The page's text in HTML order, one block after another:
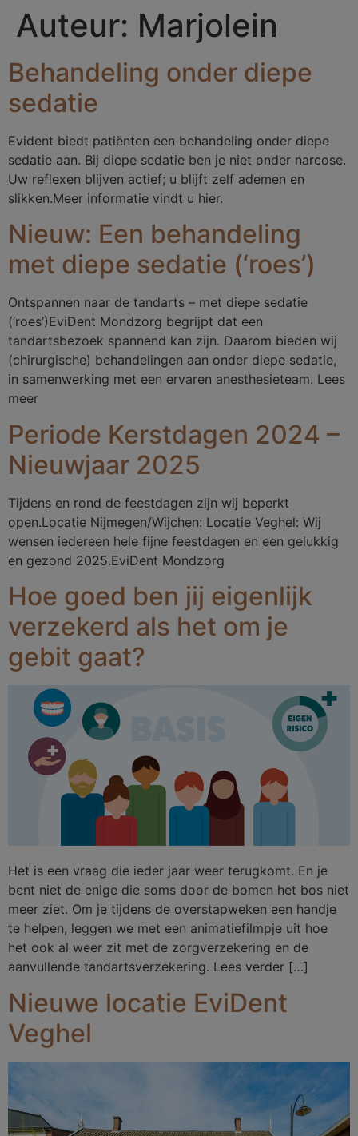
Auteur: Marjolein
Behandeling onder diepe
sedatie
Evident biedt patiënten een behandeling onder diepe
sedatie aan. Bij diepe sedatie ben je niet onder narcose.
Uw reflexen blijven actief; u blijft zelf ademen en
slikken.Meer informatie vindt u hier.
Nieuw: Een behandeling
met diepe sedatie (‘roes’)
Ontspannen naar de tandarts – met diepe sedatie
(‘roes’)EviDent Mondzorg begrijpt dat een
tandartsbezoek spannend kan zijn. Daarom bieden wij
(chirurgische) behandelingen aan onder diepe sedatie,
in samenwerking met een ervaren anesthesieteam. Lees
meer
Periode Kerstdagen 2024 –
Nieuwjaar 2025
Tijdens en rond de feestdagen zijn wij beperkt
open.Locatie Nijmegen/Wijchen: Locatie Veghel: Wij
wensen iedereen hele fijne feestdagen en een gelukkig
en gezond 2025.EviDent Mondzorg
Hoe goed ben jij eigenlijk
verzekerd als het om je
gebit gaat?
Het is een vraag die ieder jaar weer terugkomt. En je
bent niet de enige die soms door de bomen het bos niet
meer ziet. Om je tijdens de overstapweken een handje
te helpen, leggen we met een animatiefilmpje uit hoe
het ook al weer zit met de zorgverzekering en de
aanvullende tandartsverzekering. Lees verder […]
Nieuwe locatie EviDent
Veghel